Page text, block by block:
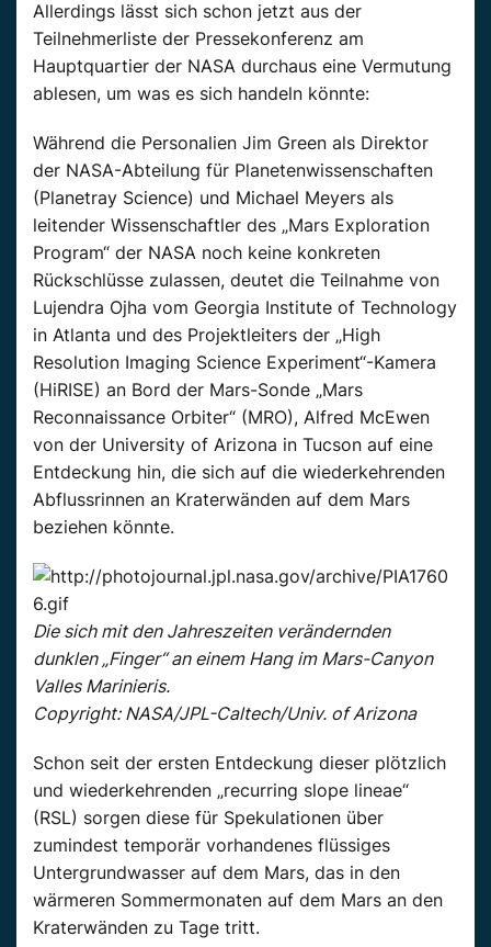
Allerdings lässt sich schon jetzt aus der
Teilnehmerliste der Pressekonferenz am
Hauptquartier der NASA durchaus eine Vermutung
ablesen, um was es sich handeln könnte:
Während die Personalien Jim Green als Direktor
der NASA-Abteilung für Planetenwissenschaften
(Planetray Science) und Michael Meyers als
leitender Wissenschaftler des „Mars Exploration
Program“ der NASA noch keine konkreten
Rückschlüsse zulassen, deutet die Teilnahme von
Lujendra Ojha vom Georgia Institute of Technology
in Atlanta und des Projektleiters der „High
Resolution Imaging Science Experiment“-Kamera
(HiRISE) an Bord der Mars-Sonde „Mars
Reconnaissance Orbiter“ (MRO), Alfred McEwen
von der University of Arizona in Tucson auf eine
Entdeckung hin, die sich auf die wiederkehrenden
Abflussrinnen an Kraterwänden auf dem Mars
beziehen könnte.
Die sich mit den Jahreszeiten verändernden
dunklen „Finger“ an einem Hang im Mars-Canyon
Valles Marinieris.
Copyright: NASA/JPL-Caltech/Univ. of Arizona
Schon seit der ersten Entdeckung dieser plötzlich
und wiederkehrenden „recurring slope lineae“
(RSL) sorgen diese für Spekulationen über
zumindest temporär vorhandenes flüssiges
Untergrundwasser auf dem Mars, das in den
wärmeren Sommermonaten auf dem Mars an den
Kraterwänden zu Tage tritt.